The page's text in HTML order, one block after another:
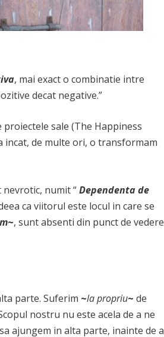
, mai exact o combinatie intre
decat negative.”
sale (The Happiness
incat, de multe ori, o transformam
nevrotic, numit “Dependenta de
ca viitorul este locul in care se
~, sunt absenti din punct de vedere
parte. Suferim ~la propriu~ de
nostru nu este acela de a ne
ajungem in alta parte, inainte de a